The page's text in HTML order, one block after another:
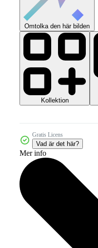
Omtolka den här bilden
Kollektion
Gratis Licens
Vad är det här?
Mer info